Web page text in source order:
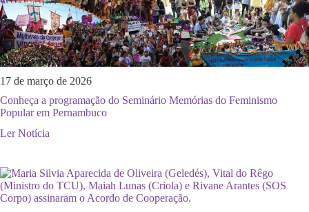
17 de março de 2026
Conheça a programação do Seminário Memórias do Feminismo
Popular em Pernambuco
Ler Notícia